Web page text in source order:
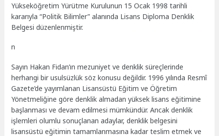
Yükseköğretim Yürütme Kurulunun 15 Ocak 1998 tarihli
kararıyla “Politik Bilimler” alanında Lisans Diploma Denklik
Belgesi düzenlenmiştir.
n
Sayın Hakan Fidan’ın mezuniyet ve denklik süreçlerinde
herhangi bir usulsüzlük söz konusu değildir. 1996 yılında Resmî
Gazete’de yayımlanan Lisansüstü Eğitim ve Öğretim
Yönetmeliğine göre denklik almadan yüksek lisans eğitimine
başlanması ve devam edilmesi mümkündür. Ancak denklik
işlemleri olumlu sonuçlanan adaylar, denklik belgesini
lisansüstü eğitimin tamamlanmasına kadar teslim etmek ve